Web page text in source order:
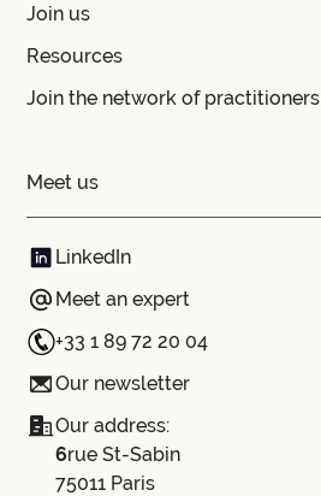
Join us
Resources
Join the network of practitioners
Meet us
LinkedIn
Meet an expert
+33 1 89 72 20 04
Our newsletter
Our address:
‍6rue St-Sabin
75011 Paris